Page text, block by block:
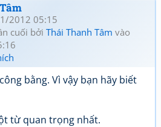
2012 05:15
cuối bởi Thái Thanh Tâm vào
công bằng. Vì vậy bạn hãy biết
từ quan trọng nhất.